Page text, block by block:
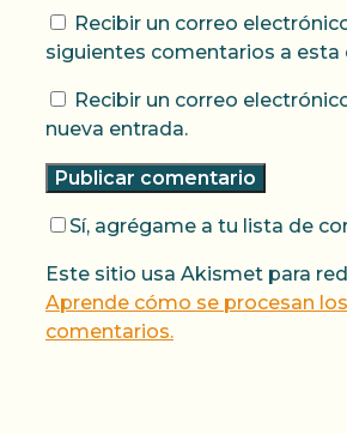
Recibir un correo
siguientes comentarios a esta
Recibir un correo
nueva entrada.
Sí, agrégame a tu lista de
Este sitio usa Akismet para
Aprende cómo se procesan
comentarios.